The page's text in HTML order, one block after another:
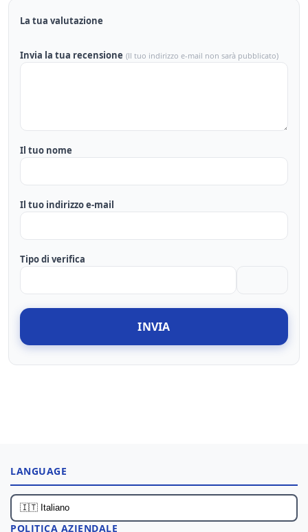
La tua valutazione
Invia la tua recensione (Il tuo indirizzo e-mail non sarà pubblicato)
Il tuo nome
Il tuo indirizzo e-mail
Tipo di verifica
INVIA
LANGUAGE
POLITICA AZIENDALE